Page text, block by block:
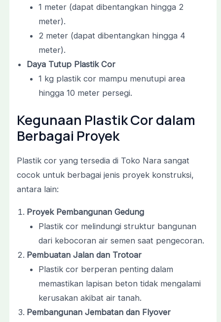
1 meter (dapat dibentangkan hingga 2
meter).
2 meter (dapat dibentangkan hingga 4
meter).
Daya Tutup Plastik Cor
1 kg plastik cor mampu menutupi area
hingga 10 meter persegi.
Kegunaan Plastik Cor dalam
Berbagai Proyek
Plastik cor yang tersedia di Toko Nara sangat
cocok untuk berbagai jenis proyek konstruksi,
antara lain:
Proyek Pembangunan Gedung
Plastik cor melindungi struktur bangunan
dari kebocoran air semen saat pengecoran.
Pembuatan Jalan dan Trotoar
Plastik cor berperan penting dalam
memastikan lapisan beton tidak mengalami
kerusakan akibat air tanah.
Pembangunan Jembatan dan Flyover